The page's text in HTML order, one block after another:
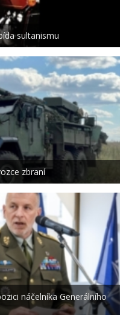
sultanismu
zbraní
náčelníka Generálního